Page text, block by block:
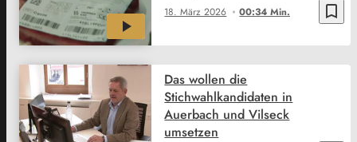
bookmark_border
18. März 2026 00:34 Min.
Das wollen die
Stichwahlkandidaten in
Auerbach und Vilseck
umsetzen